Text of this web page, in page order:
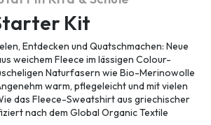
Kit
Entdecken und Quatschmachen: Neue
weichem Fleece im lässigen Colour-
Naturfasern wie Bio-Merinowolle
warm, pflegeleicht und mit vielen
das Fleece-Sweatshirt aus griechischer
nach dem Global Organic Textile